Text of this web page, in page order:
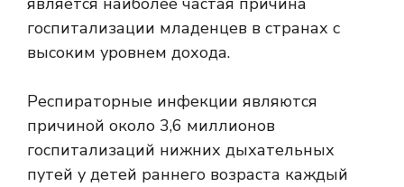
госпитализации младенцев в странах с
высоким уровнем дохода.
Респираторные инфекции являются
причиной около 3,6 миллионов
госпитализаций нижних дыхательных
путей у детей раннего возраста каждый